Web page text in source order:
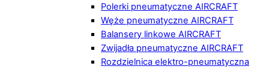
Polerki pneumatyczne AIRCRAFT
Węże pneumatyczne AIRCRAFT
Balansery linkowe AIRCRAFT
Zwijadła pneumatyczne AIRCRAFT
Rozdzielnica elektro-pneumatyczna